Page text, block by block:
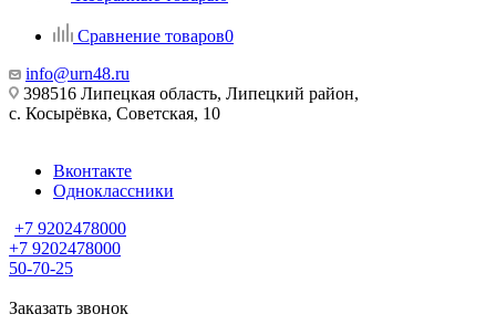
Сравнение товаров0
info@urn48.ru
398516 Липецкая область, Липецкий район,
с. Косырёвка, Советская, 10
Вконтакте
Одноклассники
+7 9202478000
+7 9202478000
50-70-25
Заказать звонок